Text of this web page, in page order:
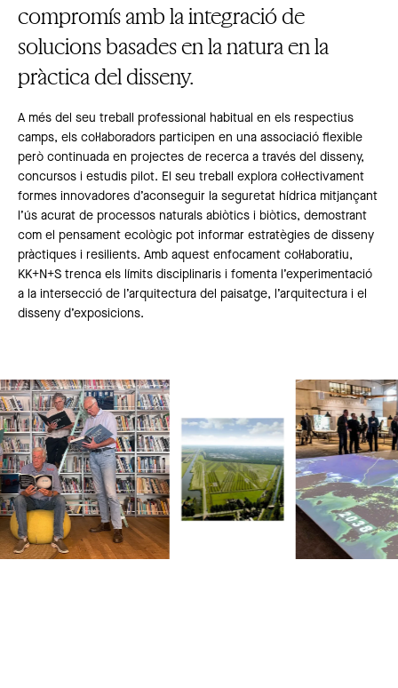
compromís amb la integració de
solucions basades en la natura en la
pràctica del disseny.
A més del seu treball professional habitual en els respectius
camps, els col·laboradors participen en una associació flexible
però continuada en projectes de recerca a través del disseny,
concursos i estudis pilot. El seu treball explora col·lectivament
formes innovadores d’aconseguir la seguretat hídrica mitjançant
l’ús acurat de processos naturals abiòtics i biòtics, demostrant
com el pensament ecològic pot informar estratègies de disseny
pràctiques i resilients. Amb aquest enfocament col·laboratiu,
KK+N+S trenca els límits disciplinaris i fomenta l’experimentació
a la intersecció de l’arquitectura del paisatge, l’arquitectura i el
disseny d’exposicions.